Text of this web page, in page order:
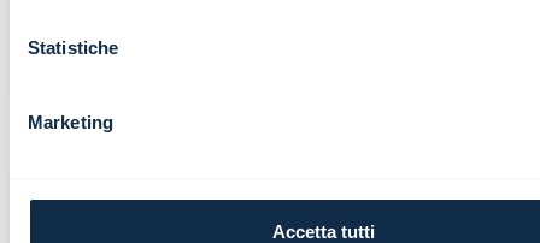
Statistiche
Marketing
Accetta tutti